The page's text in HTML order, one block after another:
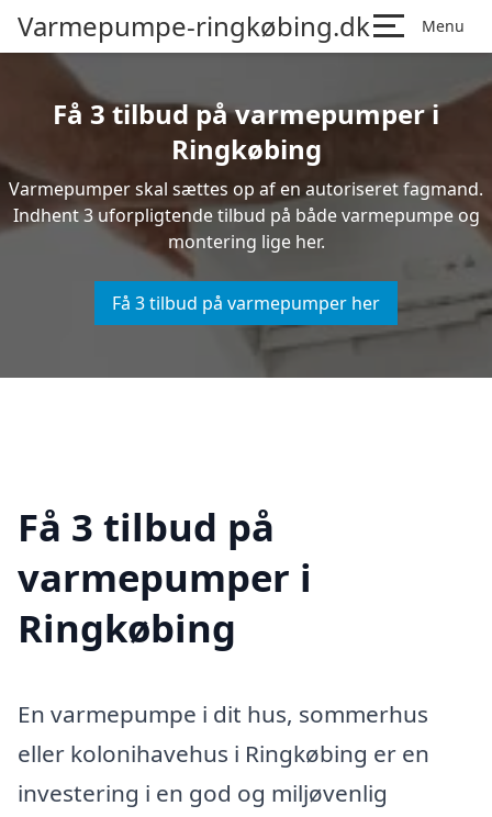
Varmepumpe-ringkøbing.dk Menu
Få 3 tilbud på varmepumper i
Ringkøbing
Varmepumper skal sættes op af en autoriseret fagmand.
Indhent 3 uforpligtende tilbud på både varmepumpe og
montering lige her.
Få 3 tilbud på varmepumper her
Få 3 tilbud på
varmepumper i
Ringkøbing
En varmepumpe i dit hus, sommerhus
eller kolonihavehus i Ringkøbing er en
investering i en god og miljøvenlig